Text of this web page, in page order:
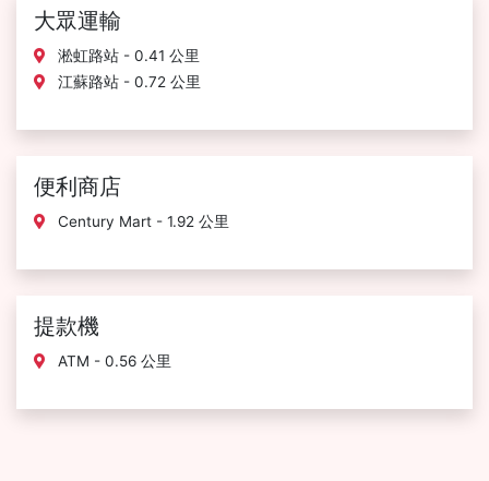
大眾運輸
淞虹路站 - 0.41 公里
江蘇路站 - 0.72 公里
便利商店
Century Mart - 1.92 公里
提款機
ATM - 0.56 公里